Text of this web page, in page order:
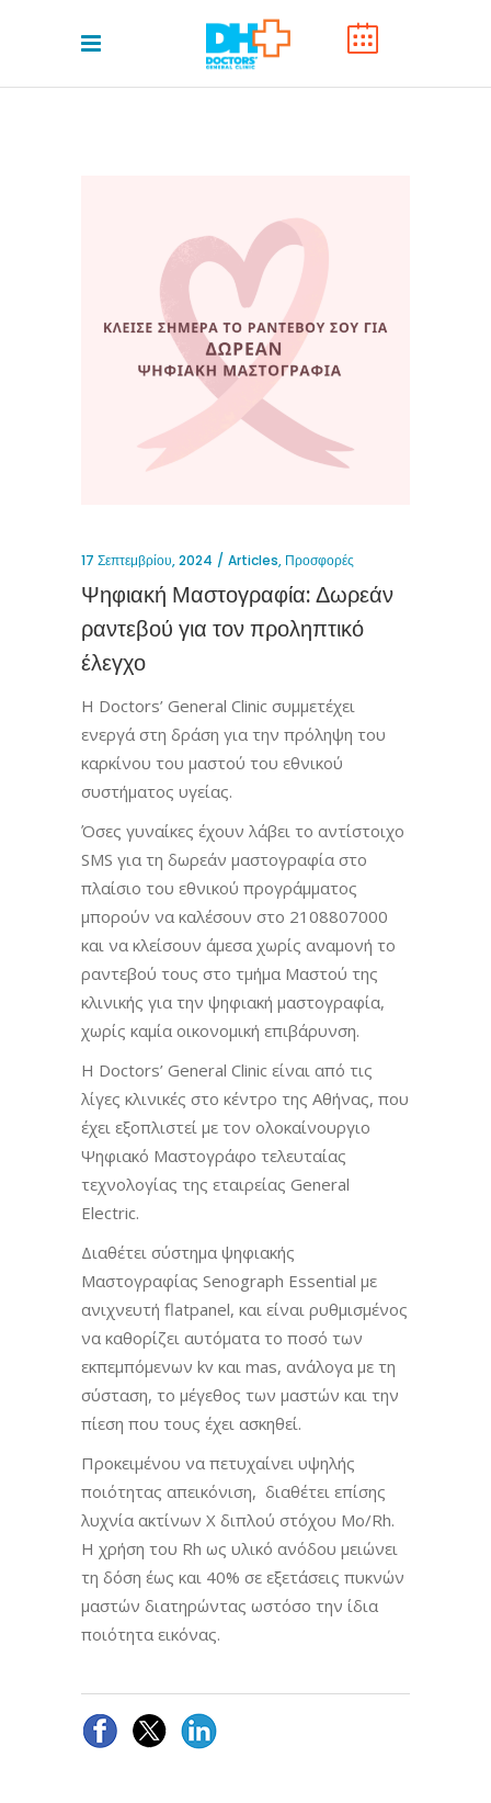
17 Σεπτεμβρίου, 2024 Articles, Προσφορές
Ψηφιακή Μαστογραφία: Δωρεάν
ραντεβού για τον προληπτικό
έλεγχο
Η Doctors’ General Clinic συμμετέχει
ενεργά στη δράση για την πρόληψη του
καρκίνου του μαστού του εθνικού
συστήματος υγείας.
Όσες γυναίκες έχουν λάβει το αντίστοιχο
SMS για τη δωρεάν μαστογραφία στο
πλαίσιο του εθνικού προγράμματος
μπορούν να καλέσουν στο 2108807000
και να κλείσουν άμεσα χωρίς αναμονή το
ραντεβού τους στο τμήμα Μαστού της
κλινικής για την ψηφιακή μαστογραφία,
χωρίς καμία οικονομική επιβάρυνση.
Η Doctors’ General Clinic είναι από τις
λίγες κλινικές στο κέντρο της Αθήνας, που
έχει εξοπλιστεί με τον ολοκαίνουργιο
Ψηφιακό Μαστογράφο τελευταίας
τεχνολογίας της εταιρείας General
Electric.
Διαθέτει σύστημα ψηφιακής
Μαστογραφίας Senograph Essential με
ανιχνευτή flatpanel, και είναι ρυθμισμένος
να καθορίζει αυτόματα το ποσό των
εκπεμπόμενων kv και mas, ανάλογα με τη
σύσταση, το μέγεθος των μαστών και την
πίεση που τους έχει ασκηθεί.
Προκειμένου να πετυχαίνει υψηλής
ποιότητας απεικόνιση, διαθέτει επίσης
λυχνία ακτίνων Χ διπλού στόχου Mo/Rh.
Η χρήση του Rh ως υλικό ανόδου μειώνει
τη δόση έως και 40% σε εξετάσεις πυκνών
μαστών διατηρώντας ωστόσο την ίδια
ποιότητα εικόνας.